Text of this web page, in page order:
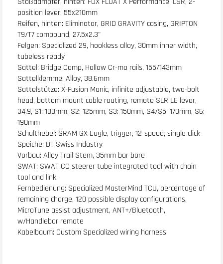
position lever, 55x210mm
Reifen, hinten: Eliminator, GRID GRAVITY casing, GRIPTON
T9/T7 compound, 27.5x2.3"
Felgen: Specialized 29, hookless alloy, 30mm inner width,
tubeless ready
Sattel: Bridge Comp, Hollow Cr-mo rails, 155/143mm
Sattelklemme: Alloy, 38.6mm
Sattelstütze: X-Fusion Manic, infinite adjustable, two-bolt
head, bottom mount cable routing, remote SLR LE lever,
34.9, S1: 100mm, S2: 125mm, S3: 150mm, S4/S5: 170mm, S6:
190mm
Schalthebel: SRAM GX Eagle, trigger, 12-speed, single click
Speiche: DT Swiss Industry
Vorbau: Alloy Trail Stem, 35mm bar bore
SWAT: SWAT CC steerer tube integrated tool with chain
tool and link
Fernbedienung: Specialized MasterMind TCU, percentage of
remaining charge, 120 possible display configurations,
MicroTune assist adjustment, ANT+/Bluetooth,
w/Handlebar remote
Kabelbaum: Custom Specialized wiring harness